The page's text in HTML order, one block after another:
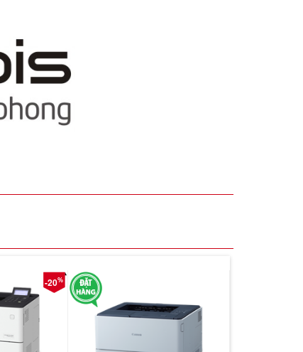
-20%